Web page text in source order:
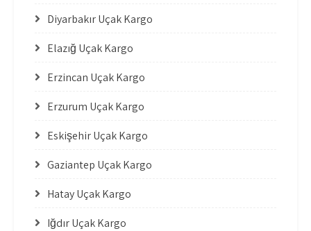
Diyarbakır Uçak Kargo
Elazığ Uçak Kargo
Erzincan Uçak Kargo
Erzurum Uçak Kargo
Eskişehir Uçak Kargo
Gaziantep Uçak Kargo
Hatay Uçak Kargo
Iğdır Uçak Kargo